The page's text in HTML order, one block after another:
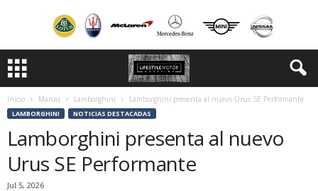
Inicio Marcas Lamborghini Lamborghini presenta al nuevo Urus SE Performante
LAMBORGHINI NOTICIAS DESTACADAS
Lamborghini presenta al nuevo
Urus SE Performante
Jul 5, 2026